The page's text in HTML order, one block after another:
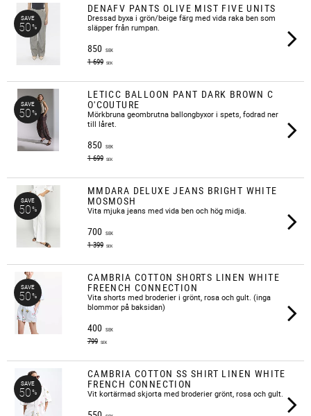
DENAFV PANTS OLIVE MIST FIVE UNITS
Dressad byxa i grön/beige färg med vida raka ben som
släpper från rumpan.
850 SEK
1 699 SEK
SAVE
50%
LETICC BALLOON PANT DARK BROWN C
O'COUTURE
Mörkbruna geombrutna ballongbyxor i spets, fodrad ner
till låret.
850 SEK
1 699 SEK
SAVE
50%
MMDARA DELUXE JEANS BRIGHT WHITE
MOSMOSH
​Vita mjuka jeans med vida ben och hög midja.
700 SEK
1 399 SEK
SAVE
50%
CAMBRIA COTTON SHORTS LINEN WHITE
FREENCH CONNECTION
​Vita shorts med broderier i grönt, rosa och gult. (inga
blommor på baksidan)
400 SEK
799 SEK
SAVE
50%
CAMBRIA COTTON SS SHIRT LINEN WHITE
FRENCH CONNECTION
Vit kortärmad skjorta med broderier grönt, rosa och gult.
SAVE
50%